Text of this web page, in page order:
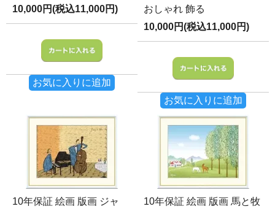
10,000円(税込11,000円)
お気に入りに追加
おしゃれ 飾る
10,000円(税込11,000円)
お気に入りに追加
10年保証 絵画 版画 ジャ
10年保証 絵画 版画 馬と牧